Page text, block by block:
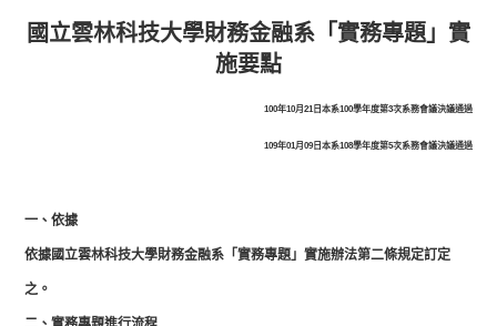
國立雲林科技大學財務金融系「實務專題」實
施要點
100年10月21日本系100學年度第3次系務會議決議通過
109年01月09日本系108學年度第5次系務會議決議通過
一、依據
依據國立雲林科技大學財務金融系「實務專題」實施辦法第二條規定訂定
之。